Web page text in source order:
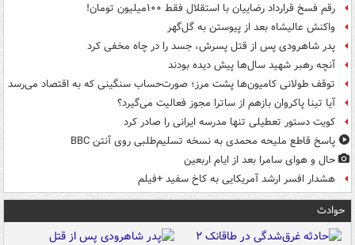
رقم فسخ قرارداد رضاییان با استقلال فقط ۱۰۰میلیون تومان!
واکنش عالیشاه بعد از پیوستن به گل‌گهر
پدر شاهرودی پس از قتل پسرش، جسد را در چاه مخفی کرد
آنچه رهبر شهید سال‌ها پیش دیده بودند
توقف طولانی کامیون‌ها پشت مرز؛ صورت‌حساب سنگینی که به اقتصاد می‌رسد
آیا تینا پاکروان بازهم از ساترا مجوز فعالیت می‌گیرد؟
کویت دستور تعطیلی تنها مدرسه ایرانی را صادر کرد
پاسخ قاطع ملیحه محمدی به نسخه تسلیم‌طلبی روی آنتن BBC
حال و هوای سامرا بعد از ایام اربعین
هشدار افسر ارشد آمریکایی به کاخ سفید +فیلم
حوادث